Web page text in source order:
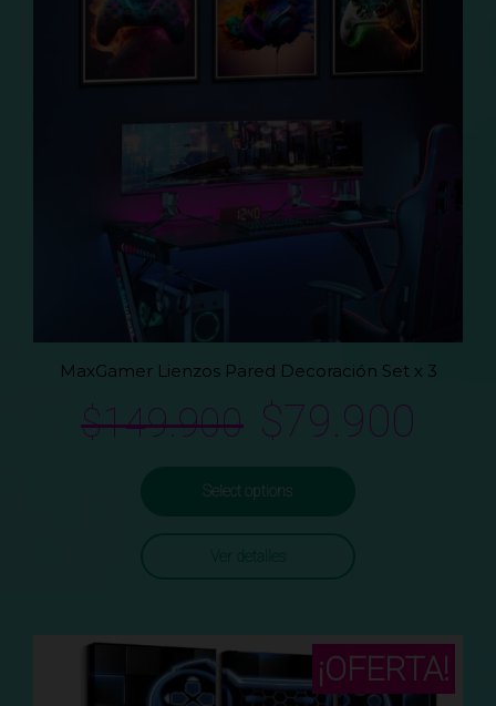
MaxGamer Lienzos Pared Decoración Set x 3
$149.900 $79.900
Select options
¡OFERTA!